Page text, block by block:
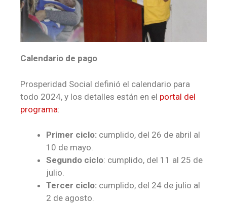
Calendario de pago
Prosperidad Social definió el calendario para
todo 2024, y los detalles están en el portal del
programa:
Primer ciclo: cumplido, del 26 de abril al
10 de mayo.
Segundo ciclo: cumplido, del 11 al 25 de
julio.
Tercer ciclo: cumplido, del 24 de julio al
2 de agosto.